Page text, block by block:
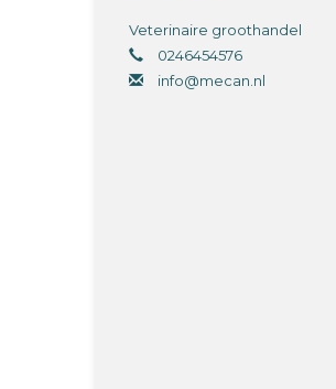
Veterinaire groothandel
0246454576
info@mecan.nl